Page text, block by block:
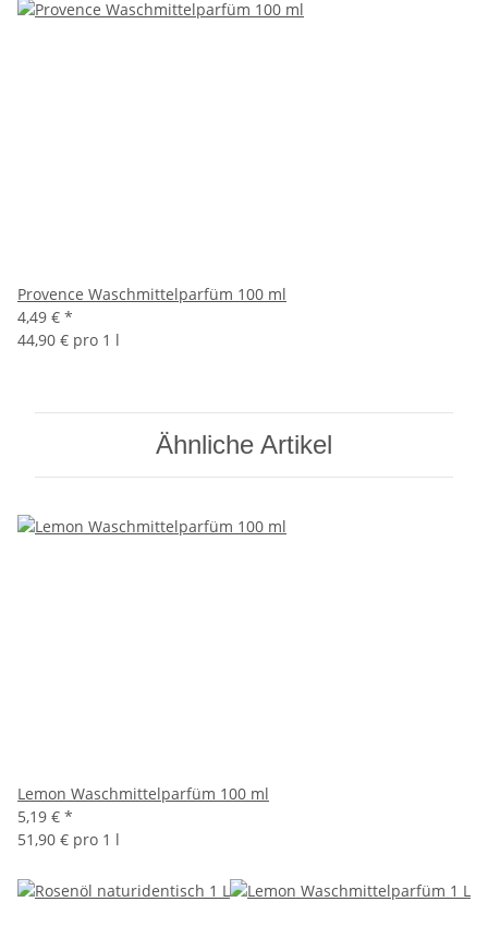
Provence Waschmittelparfüm 100 ml
4,49 € *
44,90 € pro 1 l
Ähnliche Artikel
Lemon Waschmittelparfüm 100 ml
5,19 € *
51,90 € pro 1 l